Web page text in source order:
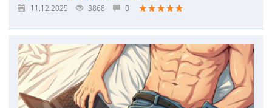
11.12.2025 3868 0